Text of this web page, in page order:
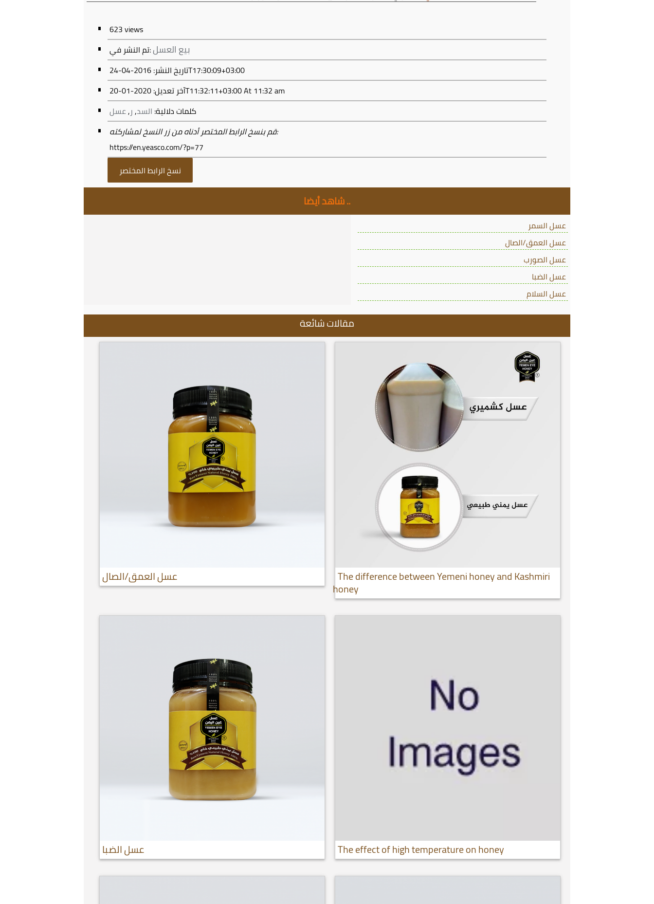
623 views
تم النشر في:بيع العسل
تاريخ النشر: 2016-04-24T17:30:09+03:00
آخر تعديل:2020-01-20T11:32:11+03:00At 11:32 am
كلمات دلالية: السد,ر,عسل
قم بنسخ الرابط المختصر أدناه من زر النسخ لمشاركته:
https://en.yeasco.com/?p=77
نسخ الرابط المختصر
شاهد أيضا ..
عسل السمر
عسل العمق/الصال
عسل الصورب
عسل الضبا
عسل السلام
مقالات شائعة
The difference between Yemeni honey and Kashmiri
honey
عسل العمق/الصال
The effect of high temperature on honey عسل الضبا